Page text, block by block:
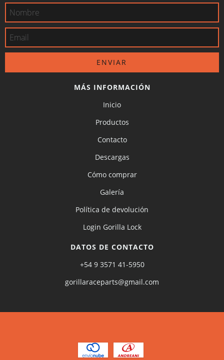
MÁS INFORMACIÓN
Inicio
Productos
Contacto
Descargas
Cómo comprar
Galería
Política de devolución
Login Gorilla Lock
DATOS DE CONTACTO
+54 9 3571 41-5950
gorillaraceparts@gmail.com